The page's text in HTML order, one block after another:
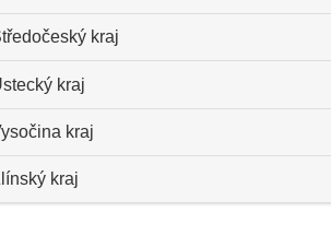
kraj
kraj
kraj
kraj